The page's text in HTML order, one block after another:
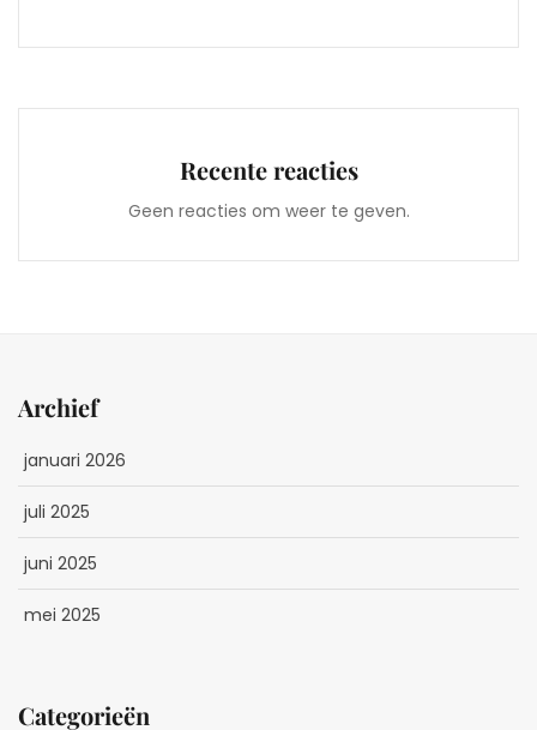
Recente reacties
Geen reacties om weer te geven.
Archief
januari 2026
juli 2025
juni 2025
mei 2025
Categorieën